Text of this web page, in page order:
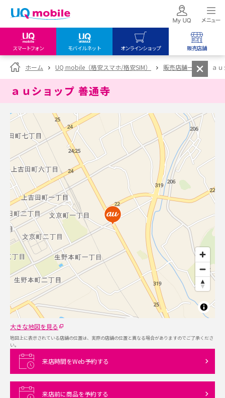
スマートフォン モバイルネット オンラインショップ 販売店舗
my UQ WiMAX
UQ WiMAX ご契約の方
My UQ mobile
UQ mobile
データチャージサイト
UQ mobile
オンラインショップ
UQ WiMAX
UQ mobile
販売店舗
UQ WiMAX
ホーム UQ mobile（格安スマホ/格安SIM） 販売店舗一覧 ａ
ａｕショップ 善通寺
大きな地図を見る
地図上に表示されている店舗の位置は、実際の店舗の位置と異なる場合がありますのでご了承くださ
い。
来店時間をWeb予約する
来店前に商品を予約する